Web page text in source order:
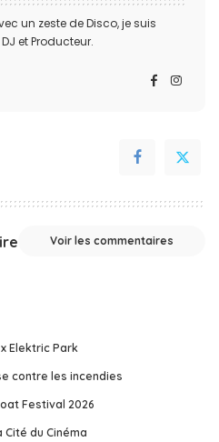
un zeste de Disco, je suis
et Producteur.
Voir les commentaires
Elektric Park
contre les incendies
Festival 2026
Cité du Cinéma